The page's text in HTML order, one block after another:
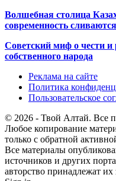
Волшебная столица
современность сливаются
Советский миф о чести и
собственного народа
Реклама на сайте
Политика
Пользовательское
© 2026 - Твой Алтай. Все
Любое копирование
только с обратной
Все материалы
источников и других
авторство принадлежат